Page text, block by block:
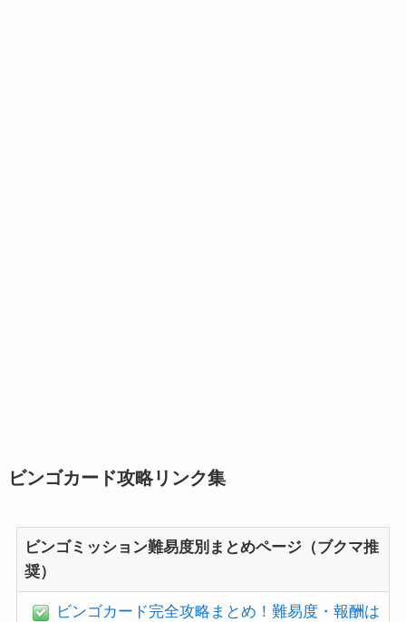
ビンゴカード攻略リンク集
ビンゴミッション難易度別まとめページ（ブクマ推
奨）
ビンゴカード完全攻略まとめ！難易度・報酬は